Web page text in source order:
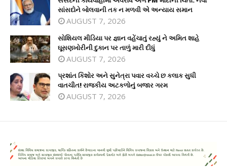
સાંસદોને બોલવાની તક ન મળવી એ અન્યાય સમાન
AUGUST 7, 2026
સોશિયલ મીડિયા પર જ્ઞાન વહેંચાતું રહ્યું ને અમિત શાહે
ઘૂસણખોરીની દુકાન પર તાળું મારી દીધું
AUGUST 7, 2026
પ્રશાંત કિશોર અને સુનેત્રા પવાર વચ્ચે છ કલાક સુધી
વાતચીત! રાજકીય અટકળોનું બજાર ગરમ
AUGUST 7, 2026